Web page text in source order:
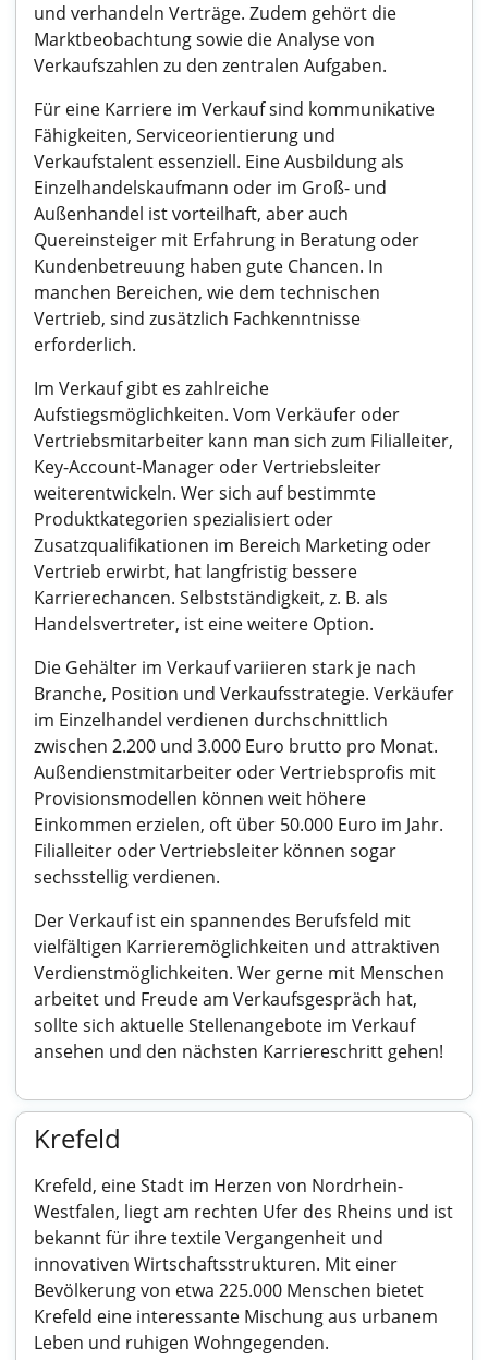
und verhandeln Verträge. Zudem gehört die
Marktbeobachtung sowie die Analyse von
Verkaufszahlen zu den zentralen Aufgaben.
Für eine Karriere im Verkauf sind kommunikative
Fähigkeiten, Serviceorientierung und
Verkaufstalent essenziell. Eine Ausbildung als
Einzelhandelskaufmann oder im Groß- und
Außenhandel ist vorteilhaft, aber auch
Quereinsteiger mit Erfahrung in Beratung oder
Kundenbetreuung haben gute Chancen. In
manchen Bereichen, wie dem technischen
Vertrieb, sind zusätzlich Fachkenntnisse
erforderlich.
Im Verkauf gibt es zahlreiche
Aufstiegsmöglichkeiten. Vom Verkäufer oder
Vertriebsmitarbeiter kann man sich zum Filialleiter,
Key-Account-Manager oder Vertriebsleiter
weiterentwickeln. Wer sich auf bestimmte
Produktkategorien spezialisiert oder
Zusatzqualifikationen im Bereich Marketing oder
Vertrieb erwirbt, hat langfristig bessere
Karrierechancen. Selbstständigkeit, z. B. als
Handelsvertreter, ist eine weitere Option.
Die Gehälter im Verkauf variieren stark je nach
Branche, Position und Verkaufsstrategie. Verkäufer
im Einzelhandel verdienen durchschnittlich
zwischen 2.200 und 3.000 Euro brutto pro Monat.
Außendienstmitarbeiter oder Vertriebsprofis mit
Provisionsmodellen können weit höhere
Einkommen erzielen, oft über 50.000 Euro im Jahr.
Filialleiter oder Vertriebsleiter können sogar
sechsstellig verdienen.
Der Verkauf ist ein spannendes Berufsfeld mit
vielfältigen Karrieremöglichkeiten und attraktiven
Verdienstmöglichkeiten. Wer gerne mit Menschen
arbeitet und Freude am Verkaufsgespräch hat,
sollte sich aktuelle Stellenangebote im Verkauf
ansehen und den nächsten Karriereschritt gehen!
Krefeld
Krefeld, eine Stadt im Herzen von Nordrhein-
Westfalen, liegt am rechten Ufer des Rheins und ist
bekannt für ihre textile Vergangenheit und
innovativen Wirtschaftsstrukturen. Mit einer
Bevölkerung von etwa 225.000 Menschen bietet
Krefeld eine interessante Mischung aus urbanem
Leben und ruhigen Wohngegenden.